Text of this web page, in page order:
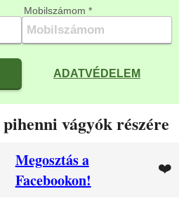
Mobilszámom *
ADATVÉDELEM
vágyók részére
Megosztás a
Facebookon!
❤️